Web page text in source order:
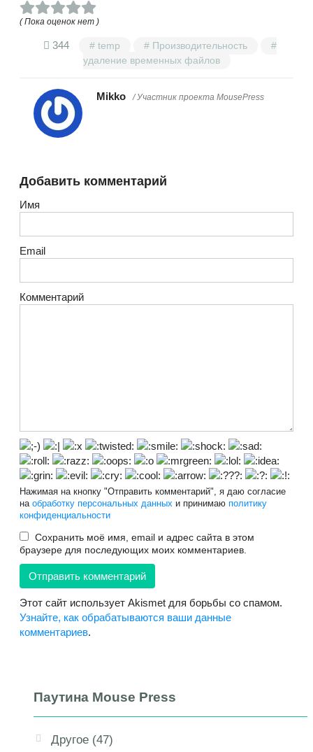
( Пока оценок нет )
344 temp
Производительность
удаление временных файлов
Mikko / Участник проекта MousePress
Добавить комментарий
Имя
Email
Комментарий
Нажимая на кнопку "Отправить комментарий", я даю согласие
на обработку персональных данных и принимаю политику
конфиденциальности
Сохранить моё имя, email и адрес сайта в этом
браузере для последующих моих комментариев.
Этот сайт использует Akismet для борьбы со спамом.
Узнайте, как обрабатываются ваши данные
комментариев.
Паутина Mouse Press
Другое (47)